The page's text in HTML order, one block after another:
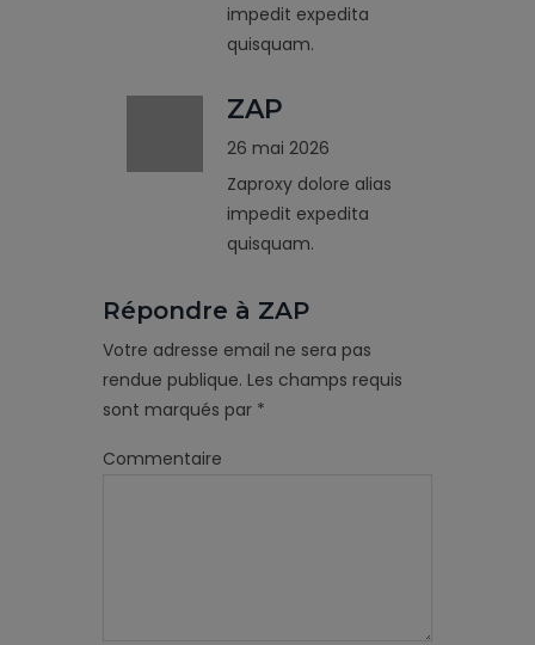
impedit expedita
quisquam.
ZAP
26 mai 2026
Zaproxy dolore alias
impedit expedita
quisquam.
Répondre à ZAP
Votre adresse email ne sera pas
rendue publique. Les champs requis
sont marqués par *
Commentaire